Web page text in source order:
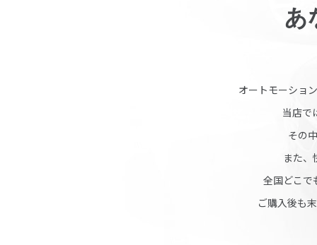
あ
オートモーショ
当店で
その
また、
全国どこで
ご購入後も